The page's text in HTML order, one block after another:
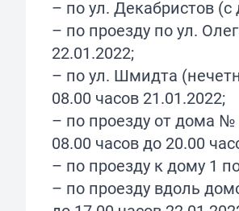
– по ул. Декабристов (с
– по проезду по ул.
22.01.2022;
– по ул. Шмидта
08.00 часов 21.01.2022;
– по проезду от дома
08.00 часов до 20.00
– по проезду к дому 1
– по проезду вдоль